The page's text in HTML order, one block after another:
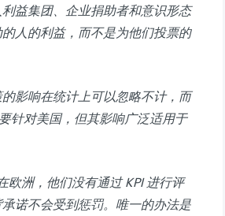
益集团、企业捐助者和意识形态
人的利益，而不是为他们投票的
影响在统计上可以忽略不计，而
针对美国，但其影响广泛适用于
洲，他们没有通过 KPI 进行评
诺不会受到惩罚。唯一的办法是